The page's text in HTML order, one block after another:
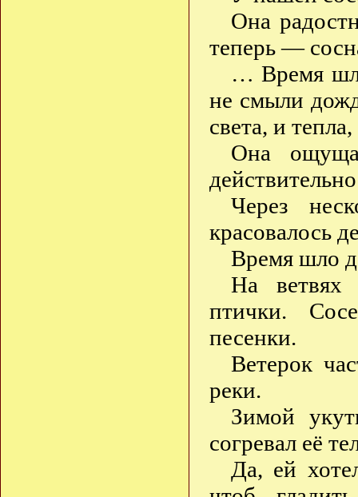
Она
теперь —
… Время
не смыли
света, и
Она
Через
красовалось
Время шло
На ветвях
птички.
песенки.
Ветерок
реки.
Зимой
согревал её
Да, ей